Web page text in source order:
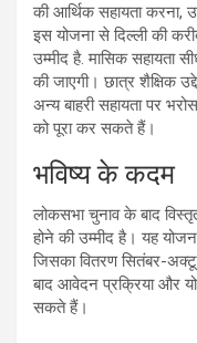
की आर्थिक सहायता करना,
इस योजना से दिल्ली की
उम्मीद है. मासिक सहायता
की जाएगी। छात्र शैक्षिक
अन्य बाहरी सहायता पर
को पूरा कर सकते हैं।
भविष्य के कदम
लोकसभा चुनाव के बाद
होने की उम्मीद है। यह
जिसका वितरण सितंबर-
बाद आवेदन प्रक्रिया और
सकते हैं।